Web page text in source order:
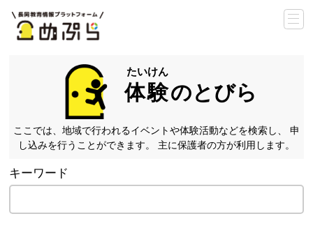
体験のとびら
ここでは、地域で行われるイベントや体験活動などを検索し、
申
し込みを行うことができます。
主に保護者の方が利用します。
キーワード